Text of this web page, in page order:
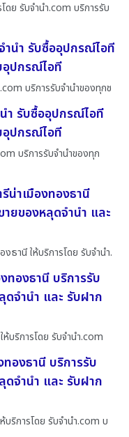
ดย รับจํานํา.com บริการรับ
ำนำ รับซื้ออุปกรณ์ไอที
อุปกรณ์ไอที
บริการรับจำนำของทุกช
ำ รับซื้ออุปกรณ์ไอที
อุปกรณ์ไอที
บริการรับจำนำของทุก
น่าเมืองทองธานี
ยของหลุดจำนำ และ
ธานี ให้บริการโดย รับจํานํา.
ทองธานี บริการรับ
จำนำ และ รับฝาก
บริการโดย รับจํานํา.com
องธานี บริการรับ
จำนำ และ รับฝาก
ริการโดย รับจํานํา.com บ